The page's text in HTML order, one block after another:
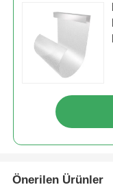
Önerilen Ürünler